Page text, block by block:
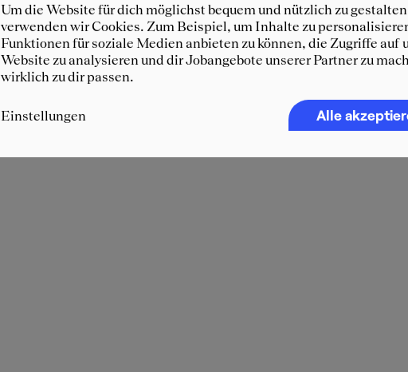
Um die Website für dich möglichst bequem und nützlich zu
verwenden wir Cookies. Zum Beispiel, um Inhalte zu
Funktionen für soziale Medien anbieten zu können, die Zugriffe auf
Website zu analysieren und dir Jobangebote unserer Partner zu
wirklich zu dir passen.
Einstellungen Alle